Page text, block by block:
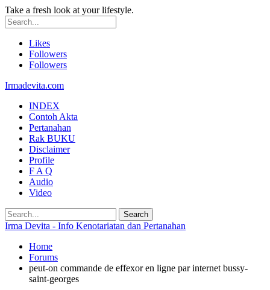
Take a fresh look at your lifestyle.
Likes
Followers
Followers
Irmadevita.com
INDEX
Contoh Akta
Pertanahan
Rak BUKU
Disclaimer
Profile
F A Q
Audio
Video
Irma Devita - Info Kenotariatan dan Pertanahan
Home
Forums
peut-on commande de effexor en ligne par internet bussy-
saint-georges